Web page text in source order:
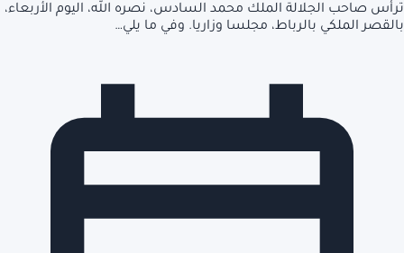
ترأس صاحب الجلالة الملك محمد السادس، نصره الله، اليوم الأربعاء،
بالقصر الملكي بالرباط، مجلسا وزاريا. وفي ما يلي…